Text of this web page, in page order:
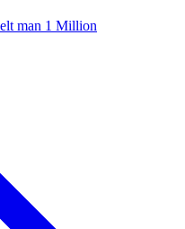
man 1 Million